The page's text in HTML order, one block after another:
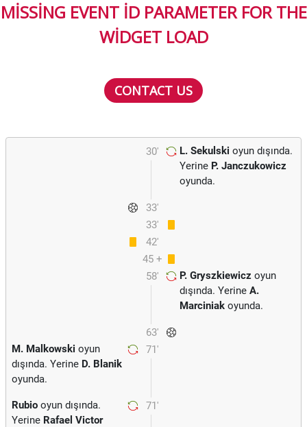
MISSING EVENT ID PARAMETER FOR THE
WIDGET LOAD
CONTACT US
30' L. Sekulski oyun dışında.
Yerine P. Janczukowicz
oyunda.
33'
33'
42'
45 +
1
58' P. Gryszkiewicz oyun
dışında. Yerine A.
Marciniak oyunda.
63'
71'
M. Malkowski oyun
dışında. Yerine D. Blanik
oyunda.
71'
Rubio oyun dışında.
Yerine Rafael Victor